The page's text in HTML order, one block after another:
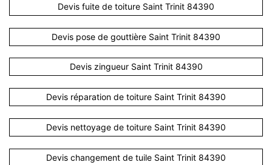
Devis fuite de toiture Saint Trinit 84390
Devis pose de gouttière Saint Trinit 84390
Devis zingueur Saint Trinit 84390
Devis réparation de toiture Saint Trinit 84390
Devis nettoyage de toiture Saint Trinit 84390
Devis changement de tuile Saint Trinit 84390